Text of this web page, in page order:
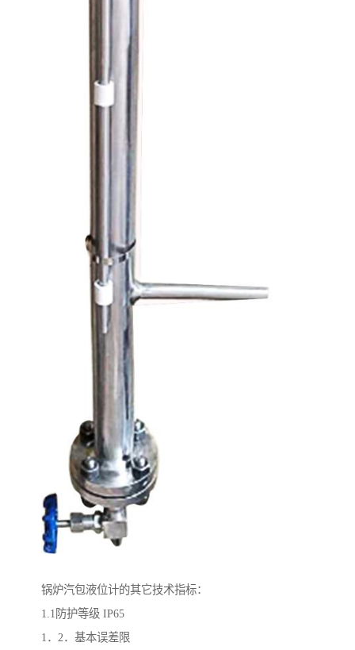
锅炉汽包液位计的其它技术指标：
1.1防护等级 IP65
1．2．基本误差限